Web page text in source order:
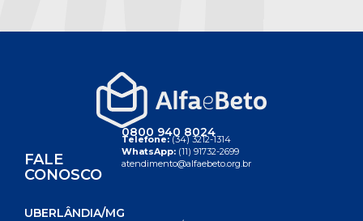
FALE
CONOSCO
0800 940 8024
Telefone:(34) 3212-1314
WhatsApp: (11) 91732-2699
atendimento@alfaebeto.org.br
UBERLÂNDIA/MG